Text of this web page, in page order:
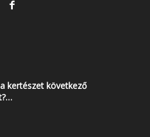
kertészet következő